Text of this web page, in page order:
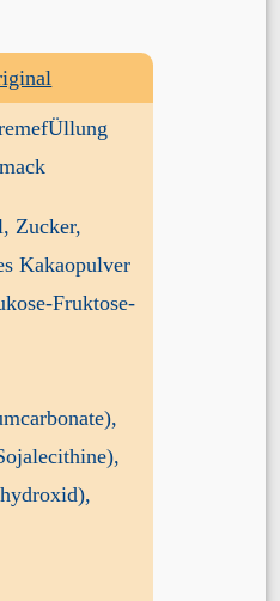
Zucker,
Kakaopulver
Fruktose-